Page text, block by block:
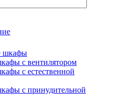
шкафы
с вентилятором
с естественной
с принудительной